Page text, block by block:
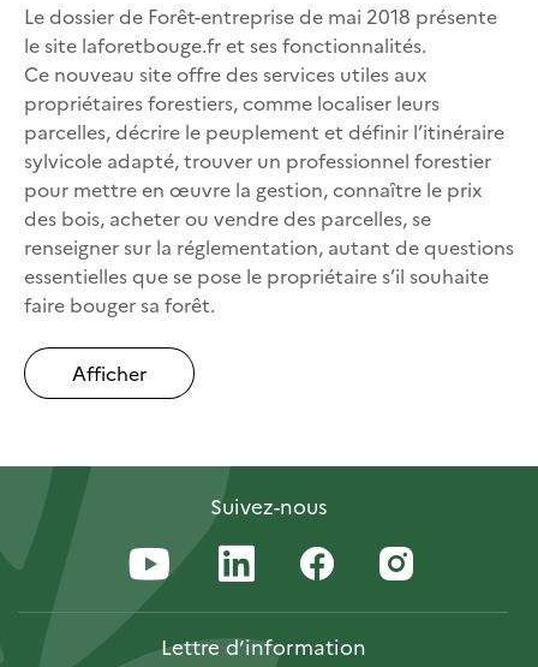
Le dossier de Forêt-entreprise de mai 2018 présente
le site laforetbouge.fr et ses fonctionnalités.
Ce nouveau site offre des services utiles aux
propriétaires forestiers, comme localiser leurs
parcelles, décrire le peuplement et définir l’itinéraire
sylvicole adapté, trouver un professionnel forestier
pour mettre en œuvre la gestion, connaître le prix
des bois, acheter ou vendre des parcelles, se
renseigner sur la réglementation, autant de questions
essentielles que se pose le propriétaire s’il souhaite
faire bouger sa forêt.
Afficher
Suivez-nous
Lettred’information